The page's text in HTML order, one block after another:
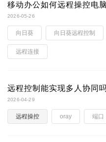
移动办公如何远程操控电
2026-05-26
向日葵 向日葵远程控制
远程连接
远程控制能实现多人协同
2026-04-29
远程操控 oray 端口